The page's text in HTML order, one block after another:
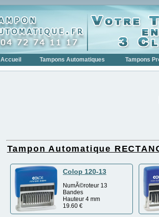
Accueil
Tampons Automatiques Tampons
Tampon Automatique
Colop 120-13
NumÃ©roteur 13
Bandes
Hauteur 4 mm
19.60 €